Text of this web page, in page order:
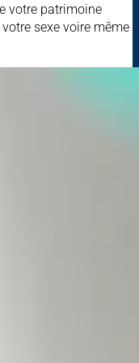
votre patrimoine
sexe voire même